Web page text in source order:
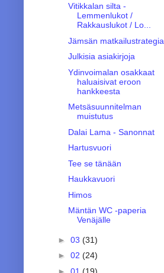
Vitikkalan silta -
Lemmenlukot /
Rakkauslukot / Lo...
Jämsän matkailustrategia
Julkisia asiakirjoja
Ydinvoimalan osakkaat
haluaisivat eroon
hankkeesta
Metsäsuunnitelman
muistutus
Dalai Lama - Sanonnat
Hartusvuori
Tee se tänään
Haukkavuori
Himos
Mäntän WC -paperia
Venäjälle
► 03 (31)
► 02 (24)
► 01 (19)